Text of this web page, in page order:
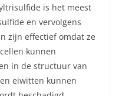
is het meest
en vervolgens
zijn effectief omdat ze
kunnen
in de structuur van
eiwitten kunnen